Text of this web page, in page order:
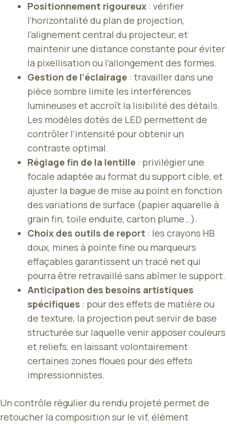
Positionnement rigoureux : vérifier
l’horizontalité du plan de projection,
l’alignement central du projecteur, et
maintenir une distance constante pour éviter
la pixellisation ou l’allongement des formes.
Gestion de l’éclairage : travailler dans une
pièce sombre limite les interférences
lumineuses et accroît la lisibilité des détails.
Les modèles dotés de LED permettent de
contrôler l’intensité pour obtenir un
contraste optimal.
Réglage fin de la lentille : privilégier une
focale adaptée au format du support cible, et
ajuster la bague de mise au point en fonction
des variations de surface (papier aquarelle à
grain fin, toile enduite, carton plume…).
Choix des outils de report : les crayons HB
doux, mines à pointe fine ou marqueurs
effaçables garantissent un tracé net qui
pourra être retravaillé sans abîmer le support.
Anticipation des besoins artistiques
spécifiques : pour des effets de matière ou
de texture, la projection peut servir de base
structurée sur laquelle venir apposer couleurs
et reliefs, en laissant volontairement
certaines zones floues pour des effets
impressionnistes.
Un contrôle régulier du rendu projeté permet de
retoucher la composition sur le vif, élément